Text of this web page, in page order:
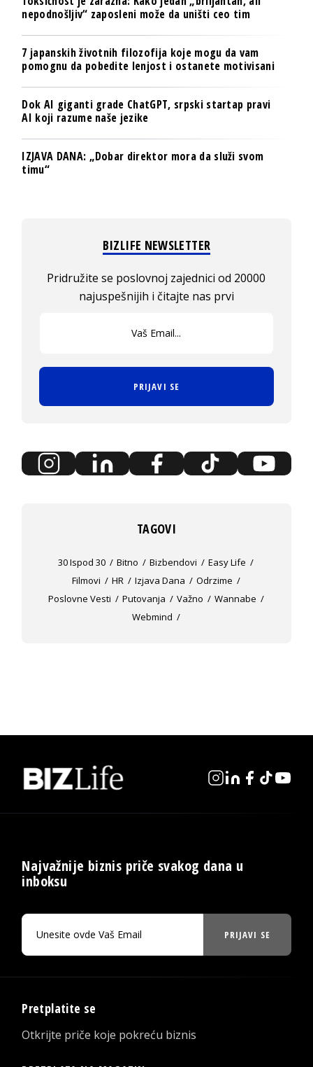
nepodnošljiv“ zaposleni može da uništi ceo tim
7 japanskih životnih filozofija koje mogu da vam
pomognu da pobedite lenjost i ostanete motivisani
Dok AI giganti grade ChatGPT, srpski startap pravi
AI koji razume naše jezike
IZJAVA DANA: „Dobar direktor mora da služi svom
timu“
BIZLIFE NEWSLETTER
Pridružite se poslovnoj zajednici od 20000
najuspešnijih i čitajte nas prvi
PRIJAVI SE
TAGOVI
30 Ispod 30 Bitno Bizbendovi
Easy Life
Filmovi
HR Izjava Dana
Odrzime
Poslovne Vesti
Putovanja Važno
Wannabe
Webmind
Najvažnije biznis priče svakog dana u
inboksu
PRIJAVI SE
Pretplatite se
Otkrijte priče koje pokreću biznis